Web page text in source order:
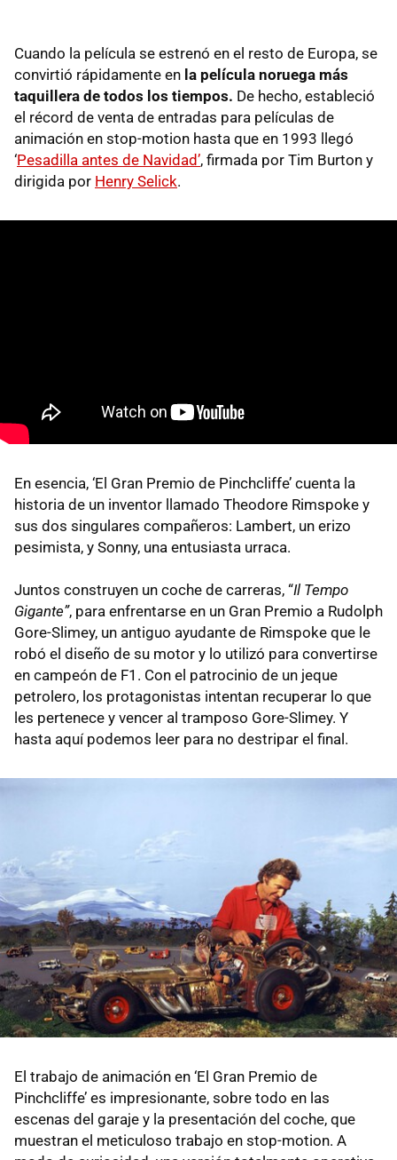
Cuando la película se estrenó en el resto de Europa, se
convirtió rápidamente en la película noruega más
taquillera de todos los tiempos. De hecho, estableció
el récord de venta de entradas para películas de
animación en stop-motion hasta que en 1993 llegó
‘Pesadilla antes de Navidad’, firmada por Tim Burton y
dirigida por Henry Selick.
En esencia, ‘El Gran Premio de Pinchcliffe’ cuenta la
historia de un inventor llamado Theodore Rimspoke y
sus dos singulares compañeros: Lambert, un erizo
pesimista, y Sonny, una entusiasta urraca.
Juntos construyen un coche de carreras, “Il Tempo
Gigante”, para enfrentarse en un Gran Premio a Rudolph
Gore-Slimey, un antiguo ayudante de Rimspoke que le
robó el diseño de su motor y lo utilizó para convertirse
en campeón de F1. Con el patrocinio de un jeque
petrolero, los protagonistas intentan recuperar lo que
les pertenece y vencer al tramposo Gore-Slimey. Y
hasta aquí podemos leer para no destripar el final.
El trabajo de animación en ‘El Gran Premio de
Pinchcliffe’ es impresionante, sobre todo en las
escenas del garaje y la presentación del coche, que
muestran el meticuloso trabajo en stop-motion. A